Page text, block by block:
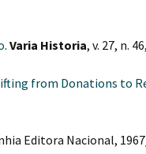
. Varia Historia, v. 27, n.
from Donations to
Editora Nacional,